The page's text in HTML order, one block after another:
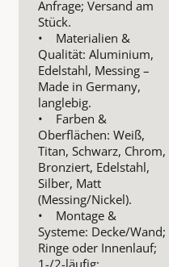
Anfrage; Versand am
Stück.
• Materialien &
Qualität: Aluminium,
Edelstahl, Messing –
Made in Germany,
langlebig.
• Farben &
Oberflächen: Weiß,
Titan, Schwarz, Chrom,
Bronziert, Edelstahl,
Silber, Matt
(Messing/Nickel).
• Montage &
Systeme: Decke/Wand;
Ringe oder Innenlauf;
1-/2-läufig;